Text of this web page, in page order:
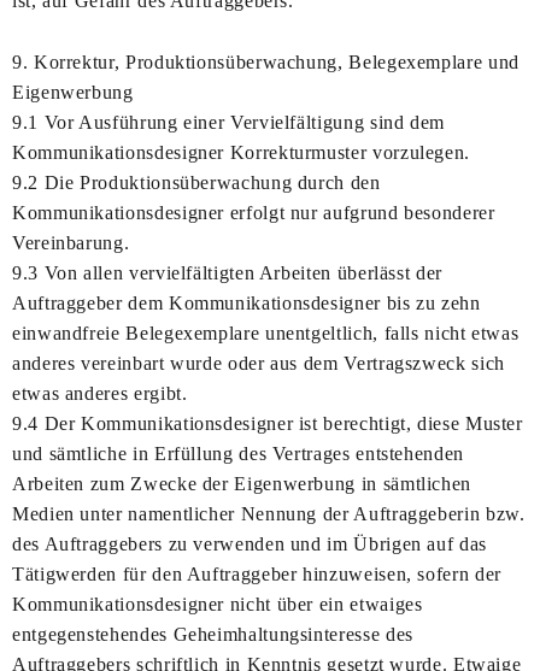
9. Korrektur, Produktionsüberwachung, Belegexemplare und
Eigenwerbung
9.1 Vor Ausführung einer Vervielfältigung sind dem
Kommunikationsdesigner Korrekturmuster vorzulegen.
9.2 Die Produktionsüberwachung durch den
Kommunikationsdesigner erfolgt nur aufgrund besonderer
Vereinbarung.
9.3 Von allen vervielfältigten Arbeiten überlässt der
Auftraggeber dem Kommunikationsdesigner bis zu zehn
einwandfreie Belegexemplare unentgeltlich, falls nicht etwas
anderes vereinbart wurde oder aus dem Vertragszweck sich
etwas anderes ergibt.
9.4 Der Kommunikationsdesigner ist berechtigt, diese Muster
und sämtliche in Erfüllung des Vertrages entstehenden
Arbeiten zum Zwecke der Eigenwerbung in sämtlichen
Medien unter namentlicher Nennung der Auftraggeberin bzw.
des Auftraggebers zu verwenden und im Übrigen auf das
Tätigwerden für den Auftraggeber hinzuweisen, sofern der
Kommunikationsdesigner nicht über ein etwaiges
entgegenstehendes Geheimhaltungsinteresse des
Auftraggebers schriftlich in Kenntnis gesetzt wurde. Etwaige